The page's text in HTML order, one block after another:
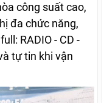
công suất cao,
đa chức năng,
RADIO - CD -
tự tin khi vận